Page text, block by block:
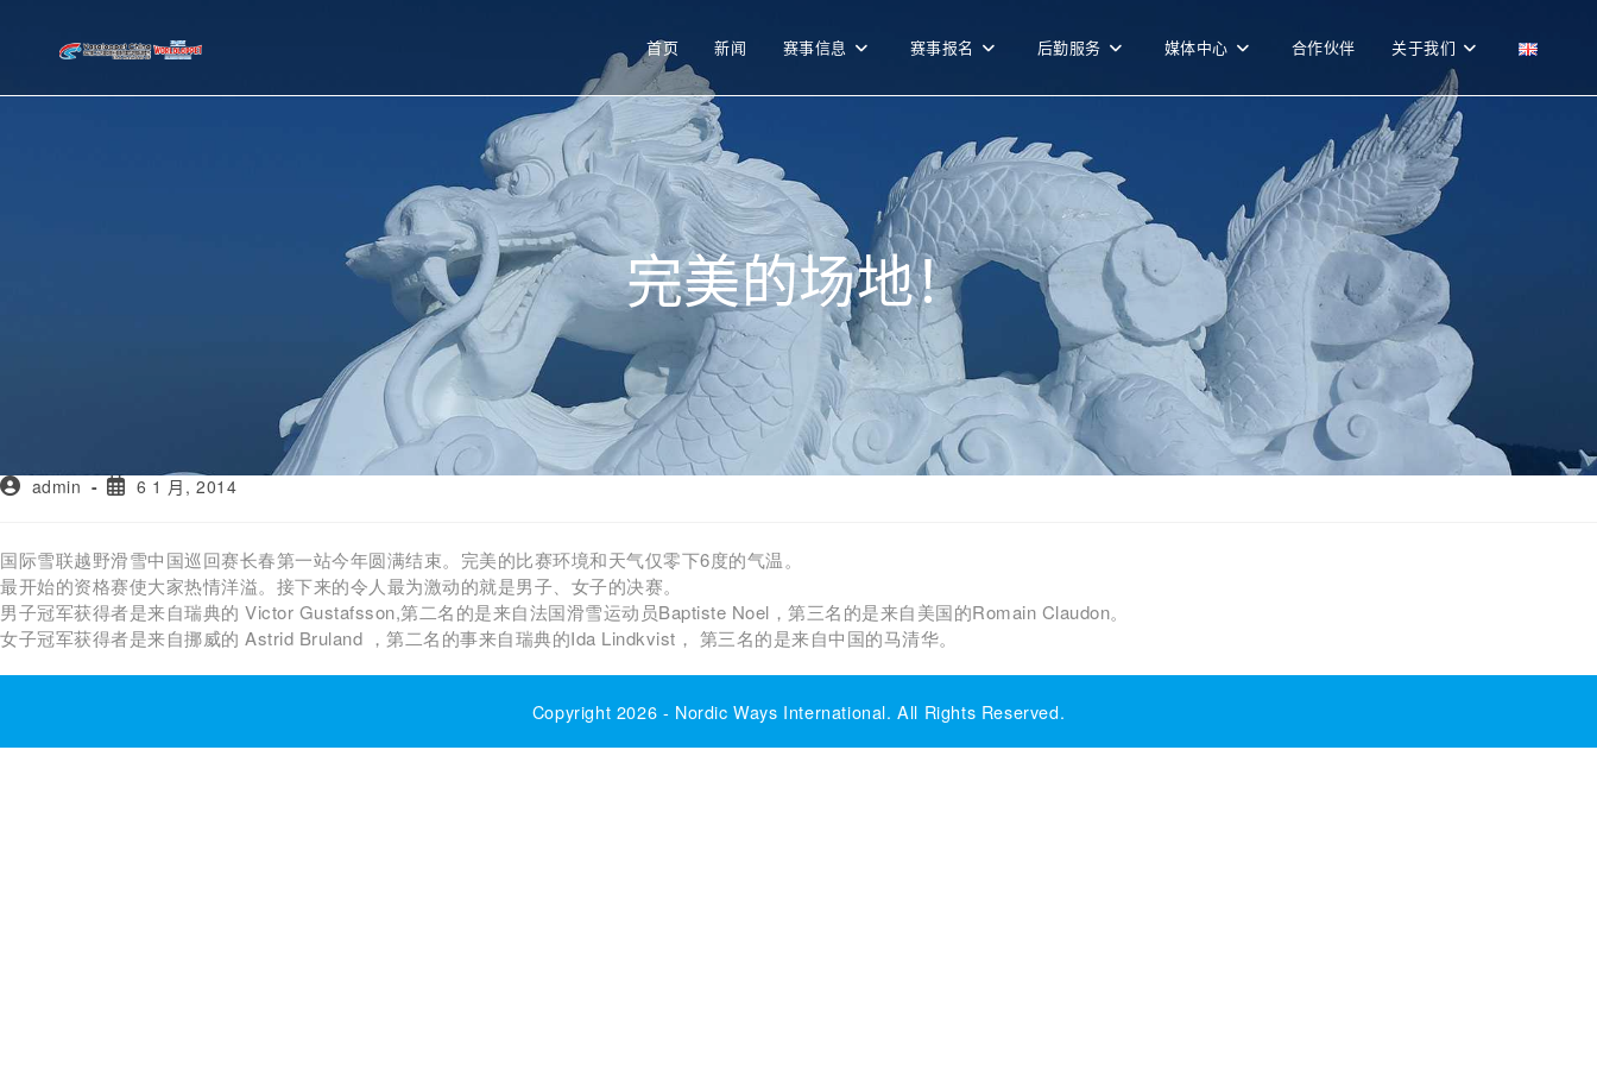
首页 新闻 赛事信息 赛事报名 后勤服务 媒体中心 合作伙伴 关于我们
完美的场地！
admin 6 1 月, 2014
国际雪联越野滑雪中国巡回赛长春第一站今年圆满结束。完美的比赛环境和天气仅零下6度的气温。
最开始的资格赛使大家热情洋溢。接下来的令人最为激动的就是男子、女子的决赛。
男子冠军获得者是来自瑞典的 Victor Gustafsson,第二名的是来自法国滑雪运动员Baptiste Noel，第三名的是来自美国的Romain Claudon。
女子冠军获得者是来自挪威的 Astrid Bruland ，第二名的事来自瑞典的Ida Lindkvist， 第三名的是来自中国的马清华。
Copyright 2026 - Nordic Ways International. All Rights Reserved.